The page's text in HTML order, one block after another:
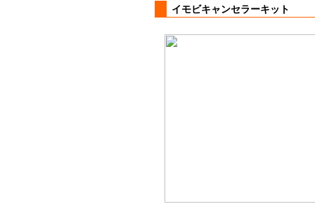
イモビキャンセラーキット